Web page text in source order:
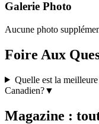
Galerie Photo
Aucune photo
Foire Aux
Quelle est la
Canadien?▼
Magazine :